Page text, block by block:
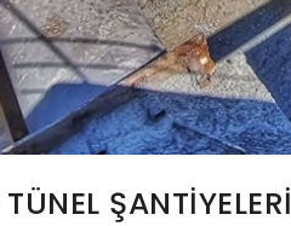
ŞANTİYELERİ